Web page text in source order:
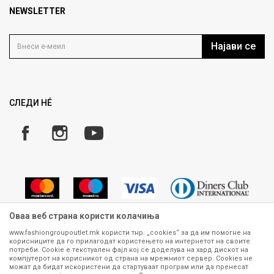
Продавница
Кариера
Политика на приватност
Како да купите
Замена и рефундација на производи
Плаќање
NEWSLETTER
Најави се
СЛЕДИ НÉ
Сите информации околу производите кои се изложени на нашата
онлајн продавница се стремиме да бидат конкретни, точни и прецизни,
меѓутоа не можеме да гарантираме дека се без ниту една грешка или
Оваа веб страна користи колачиња
www.fashiongroupoutlet.mk користи тнр. „cookies“ за да им помогне на
корисниците да го прилагодат користењето на интернетот на своите
потреби. Cookie е текстуален фајл кој се доделува на хард дискот на
компјутерот на корисникот од страна на мрежниот сервер. Cookies не
можат да бидат искористени да стартуваат програм или да пренесат